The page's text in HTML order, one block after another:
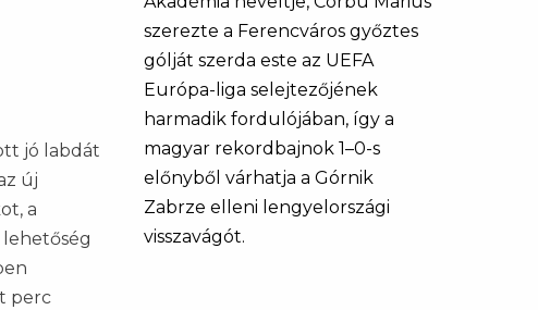
jó labdát
új
a
perc
szerezte a Ferencváros győztes
gólját szerda este az UEFA
Európa-liga selejtezőjének
harmadik fordulójában, így a
magyar rekordbajnok 1–0-s
előnyből várhatja a Górnik
Zabrze elleni lengyelországi
visszavágót.